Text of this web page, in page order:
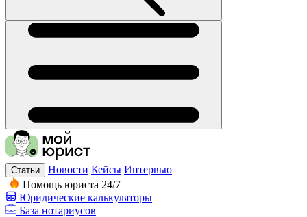
Статьи Новости Кейсы Интервью
Помощь юриста 24/7
Юридические калькуляторы
База нотариусов